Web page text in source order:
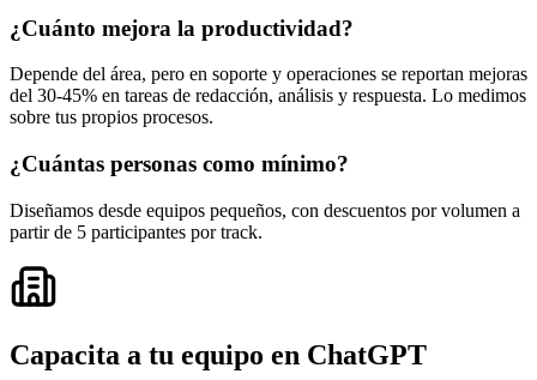
¿Cuánto mejora la productividad?
Depende del área, pero en soporte y operaciones se reportan mejoras
del 30-45% en tareas de redacción, análisis y respuesta. Lo medimos
sobre tus propios procesos.
¿Cuántas personas como mínimo?
Diseñamos desde equipos pequeños, con descuentos por volumen a
partir de 5 participantes por track.
Capacita a tu equipo en ChatGPT